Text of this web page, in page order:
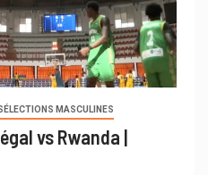
MASCULINES
vs Rwanda |